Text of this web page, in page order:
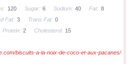
120 Sugar: 6 Sodium: 40 Fat: 8
Fat: 3 Trans Fat: 0
Protein: 2 Cholesterol: 15
biscuits-a-la-noix-de-coco-et-aux-pacanes/